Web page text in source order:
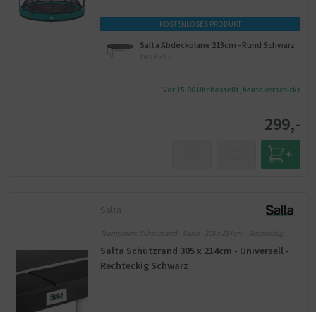
KOSTENLOSES PRODUKT
Salta Abdeckplane 213cm - Rund Schwarz
Vor 15:00 Uhr bestellt, heute verschickt
299,-
Salta
Trampoline Schutzrand - Salta - 305 x 214 cm - Rechteckig
Salta Schutzrand 305 x 214cm - Universell -
Rechteckig Schwarz